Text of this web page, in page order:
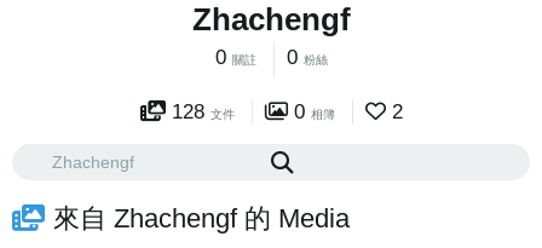
Zhachengf
0 關註 0 粉絲
128 文件 0 相簿 2
來自 Zhachengf 的 Media